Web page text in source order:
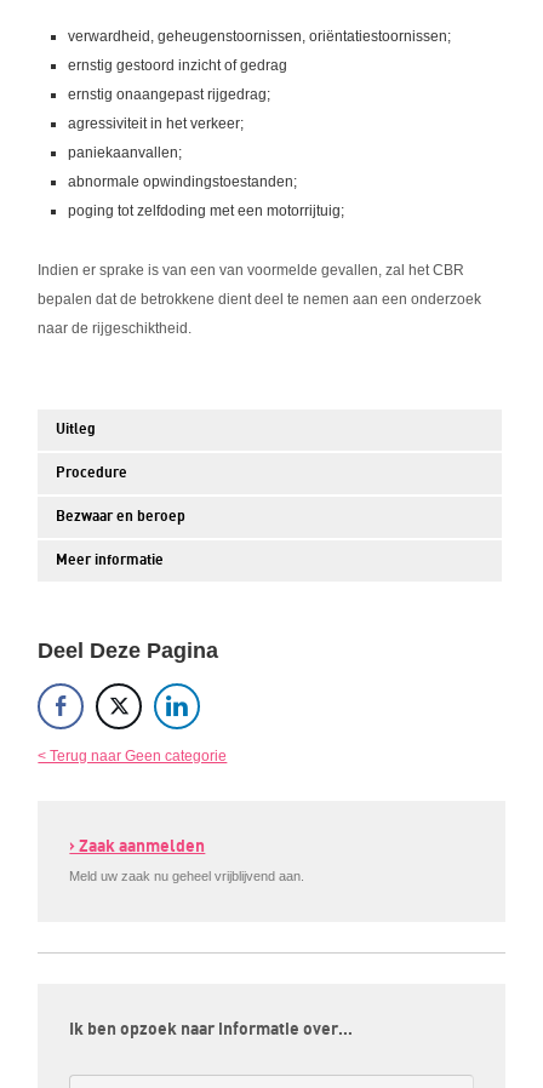
verwardheid, geheugenstoornissen, oriëntatiestoornissen;
ernstig gestoord inzicht of gedrag
ernstig onaangepast rijgedrag;
agressiviteit in het verkeer;
paniekaanvallen;
abnormale opwindingstoestanden;
poging tot zelfdoding met een motorrijtuig;
Indien er sprake is van een van voormelde gevallen, zal het CBR
bepalen dat de betrokkene dient deel te nemen aan een onderzoek
naar de rijgeschiktheid.
Uitleg
Procedure
Bezwaar en beroep
Meer informatie
Deel Deze Pagina
< Terug naar Geen categorie
› Zaak aanmelden
Meld uw zaak nu geheel vrijblijvend aan.
Ik ben opzoek naar informatie over…